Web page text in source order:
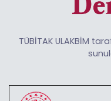
TÜBİTAK ULAKBİM